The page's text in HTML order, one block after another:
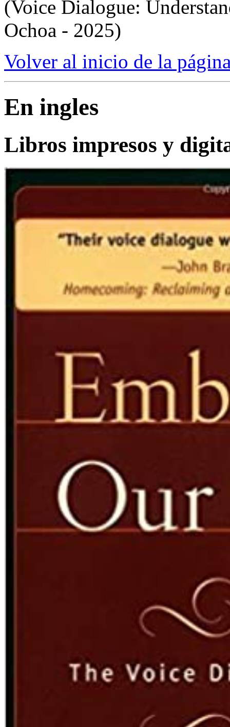
(Voice Dialogue:
Ochoa - 2025)
Volver al inicio de la
En ingles
Libros impresos y